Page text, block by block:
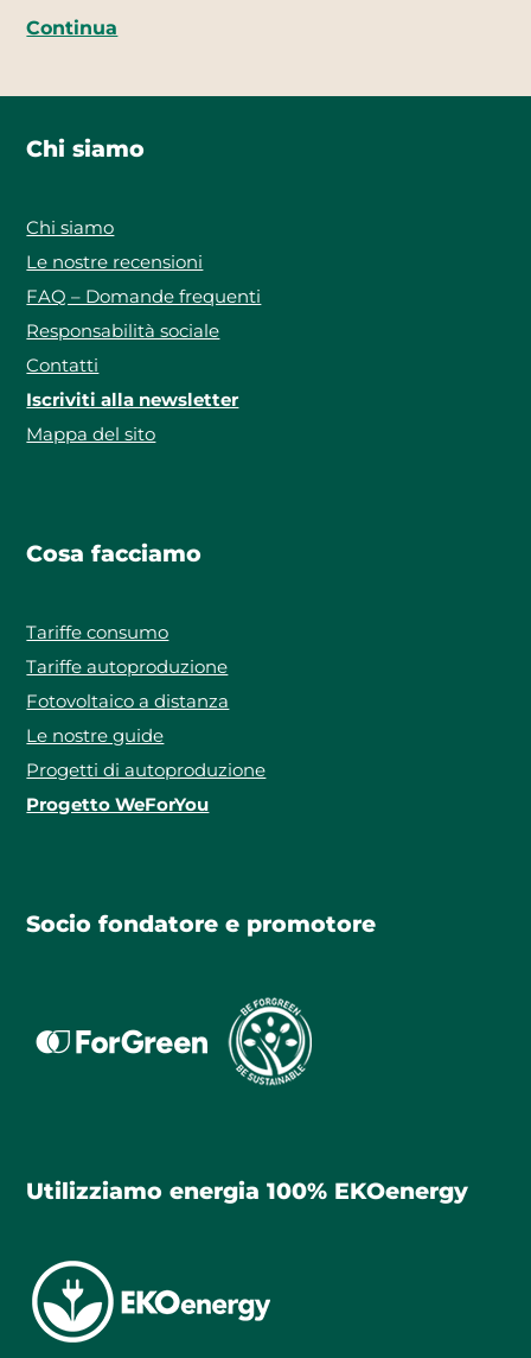
Continua
Chi siamo
Chi siamo
Le nostre recensioni
FAQ – Domande frequenti
Responsabilità sociale
Contatti
Iscriviti alla newsletter
Mappa del sito
Cosa facciamo
Tariffe consumo
Tariffe autoproduzione
Fotovoltaico a distanza
Le nostre guide
Progetti di autoproduzione
Progetto WeForYou
Socio fondatore e promotore
Utilizziamo energia 100% EKOenergy